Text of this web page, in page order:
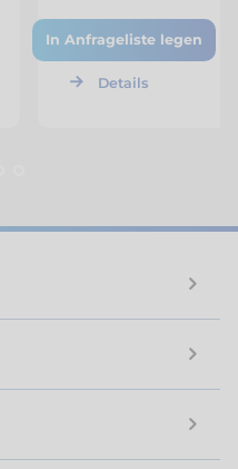
In Anfrageliste legen
Details